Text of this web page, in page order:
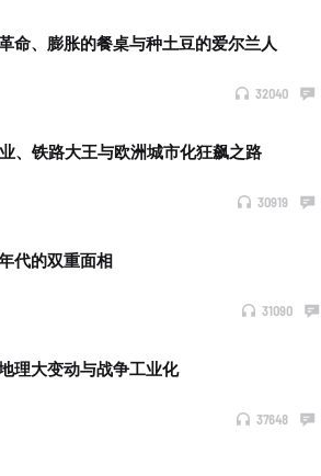
命、膨胀的餐桌与种土豆的爱尔兰人
32040
、铁路大王与欧洲城市化狂飙之路
30919
代的双重面相
31090
理大变动与战争工业化
37648